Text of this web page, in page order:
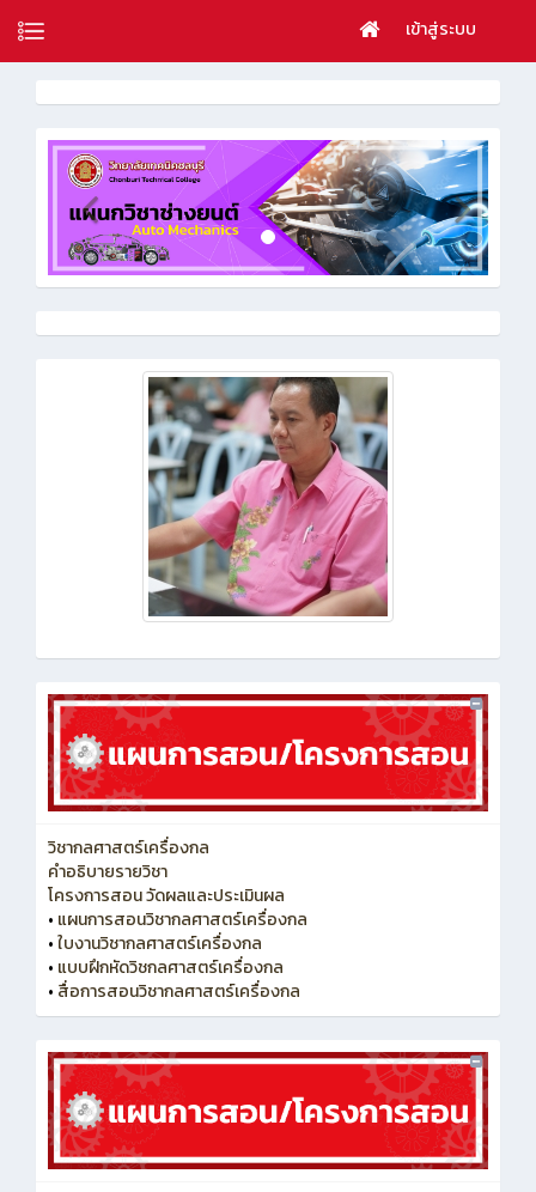
เข้าสู่ระบบ
วิชากลศาสตร์เครื่องกล
คำอธิบายรายวิชา
โครงการสอน วัดผลและประเมินผล
• แผนการสอนวิชากลศาสตร์เครื่องกล
•ใบงานวิชากลศาสตร์เครื่องกล
• แบบฝึกหัดวิชกลศาสตร์เครื่องกล
• สื่อการสอนวิชากลศาสตร์เครื่องกล